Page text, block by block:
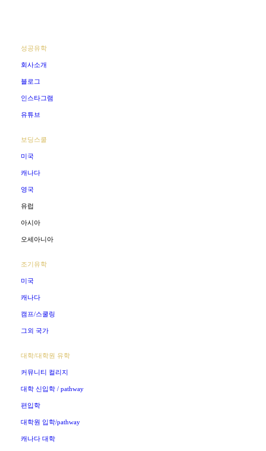
성공유학
회사소개
블로그
인스타그램
유튜브
보딩스쿨
미국
캐나다
영국
유럽
아시아
오세아니아
조기유학
미국
캐나다
캠프/스쿨링
그외 국가
대학/대학원 유학
커뮤니티 컬리지
대학 신입학 / pathway
편입학
대학원 입학/pathway
캐나다 대학